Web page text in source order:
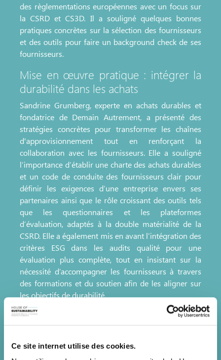
Ce site internet utilise des cookies.
des règlementations européennes avec un focus sur
la CSRD et CS3D. Il a souligné quelques bonnes
pratiques concrètes sur la sélection des fournisseurs
et des outils pour faire un background check de ses
fournisseurs.
Mise en œuvre pratique : intégrer la
durabilité dans les achats
Sandrine Grumberg, experte en achats durables et
fondatrice de Demain Autrement, a présenté des
stratégies concrètes pour transformer les chaînes
d'approvisionnement tout en renforçant la
collaboration avec les fournisseurs. Elle a souligné
l’importance d’établir une charte des achats durables
et un code de conduite des fournisseurs clair pour
définir les exigences d’une entreprise envers ses
partenaires ainsi que le rôle croissant des outils tels
que les questionnaires et les plateformes
d’évaluation, adaptés à la double matérialité de la
CSRD. Elle a également mis en avant l’intégration des
critères ESG dans les audits qualité pour une
évaluation plus complète, tout en insistant sur la
nécessité d’accompagner les fournisseurs à travers
des formations et du soutien afin de les aligner sur
les objectifs de durabilité.
Témoignages inspirants : LuxTrust et
Luxexpo The Box
Sophie Roberge (CSR Manager, LuxTrust) et Adriana